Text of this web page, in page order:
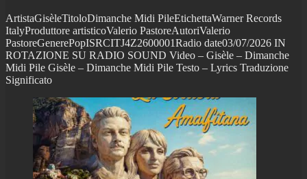
ArtistaGisèleTitoloDimanche Midi PileEtichettaWarner Records
ItalyProduttore artisticoValerio PastoreAutoriValerio
PastoreGenerePopISRCITJ4Z2600001Radio date03/07/2026 IN
ROTAZIONE SU RADIO SOUND Video – Gisèle – Dimanche
Midi Pile Gisèle – Dimanche Midi Pile Testo – Lyrics Traduzione
Significato